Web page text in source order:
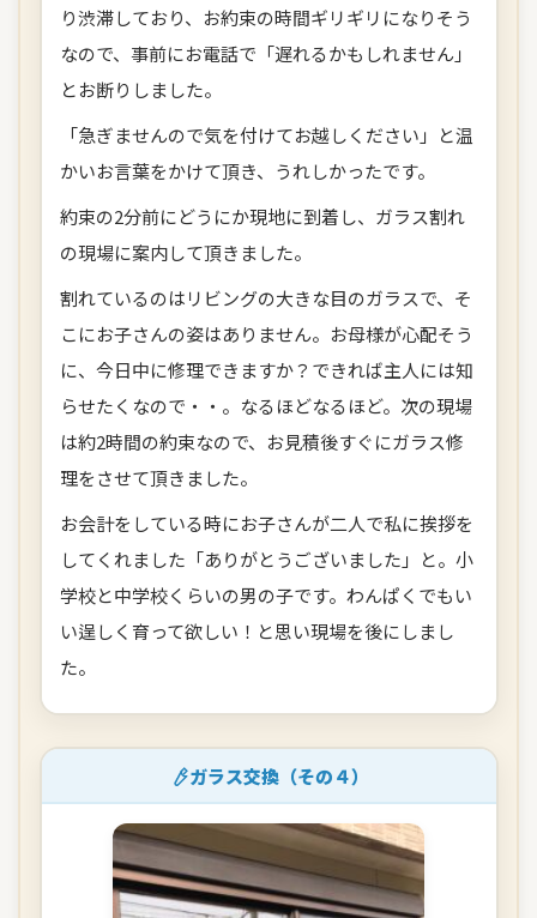
り渋滞しており、お約束の時間ギリギリになりそう
なので、事前にお電話で「遅れるかもしれません」
とお断りしました。
「急ぎませんので気を付けてお越しください」と温
かいお言葉をかけて頂き、うれしかったです。
約束の2分前にどうにか現地に到着し、ガラス割れ
の現場に案内して頂きました。
割れているのはリビングの大きな目のガラスで、そ
こにお子さんの姿はありません。お母様が心配そう
に、今日中に修理できますか？できれば主人には知
らせたくなので・・。なるほどなるほど。次の現場
は約2時間の約束なので、お見積後すぐにガラス修
理をさせて頂きました。
お会計をしている時にお子さんが二人で私に挨拶を
してくれました「ありがとうございました」と。小
学校と中学校くらいの男の子です。わんぱくでもい
い逞しく育って欲しい！と思い現場を後にしまし
た。
ガラス交換（その４）